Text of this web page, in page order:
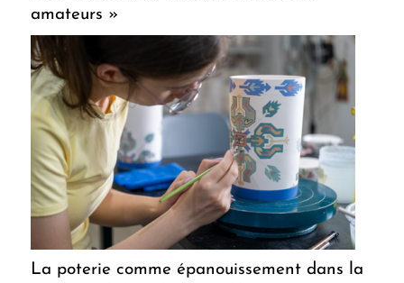
amateurs »
La poterie comme épanouissement dans la